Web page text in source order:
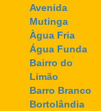
Avenida
Mutinga
Àgua Fria
Água Funda
Bairro do
Limão
Barro Branco
Bortolândia